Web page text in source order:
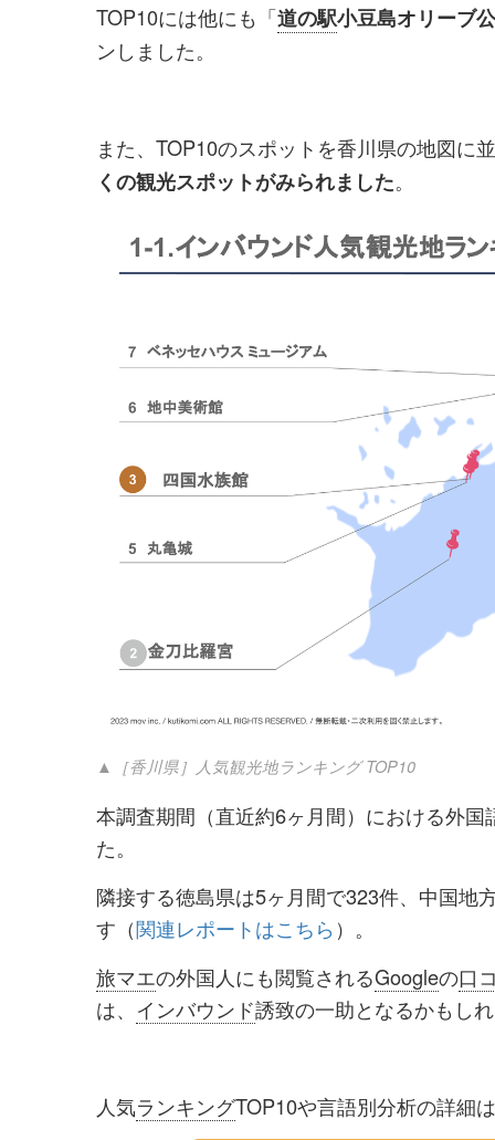
TOP10には他にも「道の駅小豆島オリーブ
ンしました。
また、TOP10のスポットを香川県の地図に
くの観光スポットがみられました。
▲［香川県］人気観光地ランキング TOP10
本調査期間（直近約6ヶ月間）における外国
た。
隣接する徳島県は5ヶ月間で323件、中国地
す（関連レポートはこちら ）。
旅マエの外国人にも閲覧されるGoogleの口
は、 インバウンド誘致の一助となるかもし
人気ランキングTOP10や言語別分析の詳細